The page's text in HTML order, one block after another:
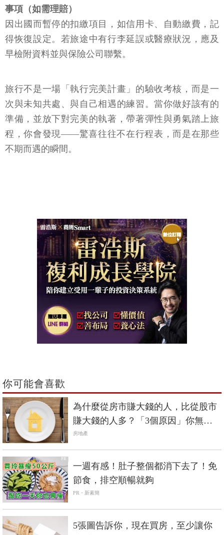
10. 重新開啟自動扣繳與帳務安排、回報旅行保險相關
事項（如需理賠）
因出國而暫停的扣繳項目，如信用卡、自動繳費，記
旅行不是一場「執行完美計畫」的驗收考核，而是一
次與未知共處、與自己相遇的練習。當你做好該有的
準備，並放下對完美的執著，帶著彈性與勇氣踏上旅
你可能會喜歡
為什麼從房市賺大錢的人，比從股市
PR
一週有感！肚子整個都消下去了！免